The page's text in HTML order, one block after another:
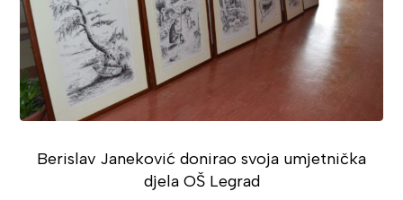
Berislav Janeković donirao svoja umjetnička
djela OŠ Legrad